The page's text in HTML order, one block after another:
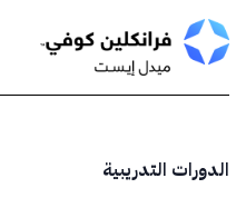
Skip
to
content
الدورات التدريبية